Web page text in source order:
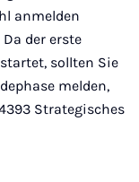
anmelden
der erste
sollten Sie
melden,
Strategisches